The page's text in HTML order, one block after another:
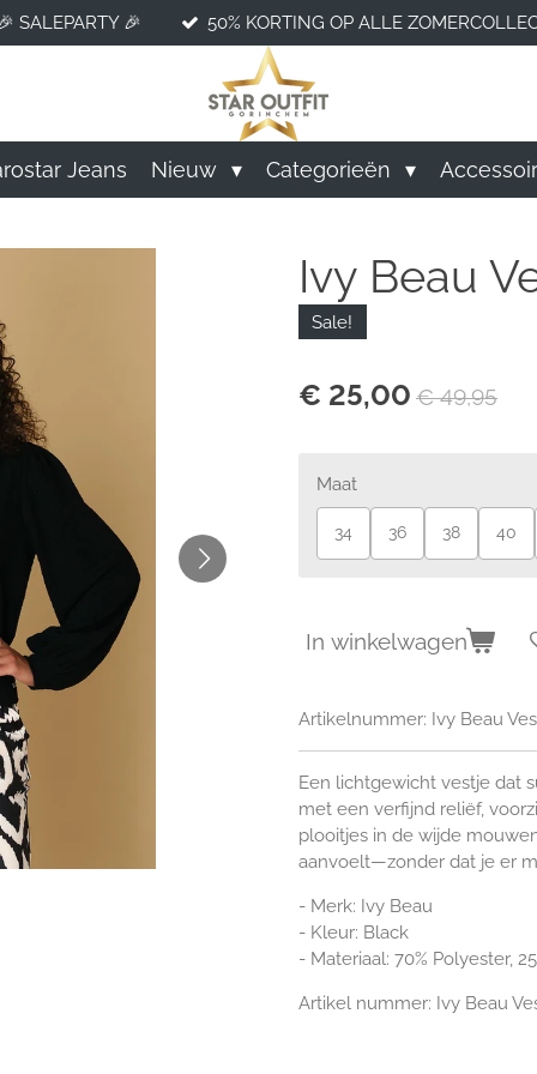
SALEPARTY 🎉 50% KORTING OP ALLE
Jeans Nieuw Categorieën
Ivy Beau
Sale!
€ 25,00 € 49,95
Maat
34 36 38 40
In winkelwagen
Artikelnummer: Ivy Beau
Een lichtgewicht vestje dat
met een verfijnd reliëf,
plooitjes in de wijde
aanvoelt—zonder dat je er
- Merk: Ivy Beau
- Kleur: Black
- Materiaal: 70% Polyester,
Artikel nummer: Ivy Beau